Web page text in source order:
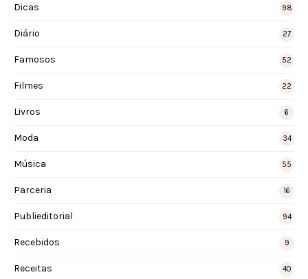
Dicas 98
Diário 27
Famosos 52
Filmes 22
Livros 6
Moda 34
Música 55
Parceria 16
Publieditorial 94
Recebidos 9
Receitas 40